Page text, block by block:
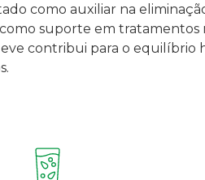
como auxiliar na
suporte em
contribui para o equilíbrio